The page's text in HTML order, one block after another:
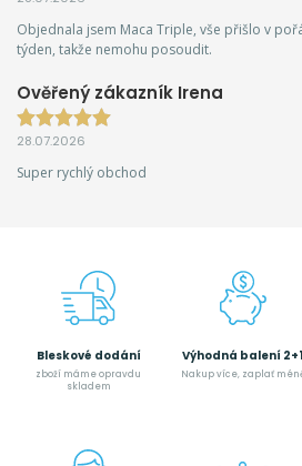
Objednala jsem Maca Triple, vše přišlo v
týden, takže nemohu posoudit.
Ověřený zákazník Irena
28.07.2026
Super rychlý obchod
Bleskové dodání
zboží máme opravdu
skladem
Výhodná balení 2+1
Nakup více, zaplať